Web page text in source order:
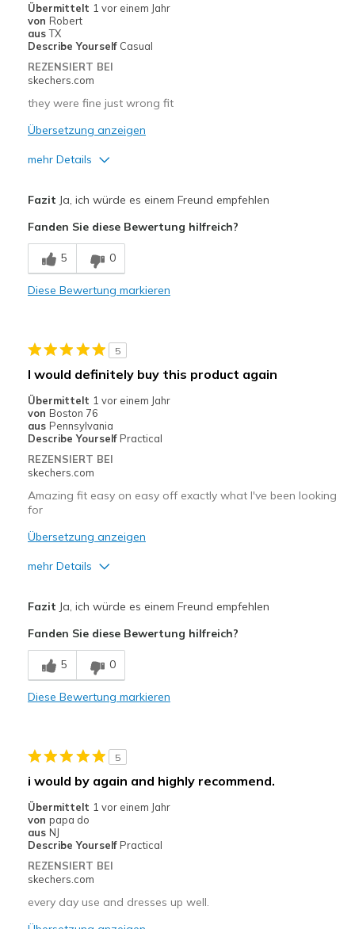
Übermittelt 1 vor einem Jahr
von Robert
aus TX
Describe Yourself Casual
REZENSIERT BEI
skechers.com
they were fine just wrong fit
Übersetzung anzeigen
mehr Details
Nachteile
Wear Out Quickly
Feels true to width
Sizing
Feels half size too big
View On Shoes
Shoes are for Wearing
Fazit Ja, ich würde es einem Freund empfehlen
Fanden Sie diese Bewertung hilfreich?
5 0
Diese Bewertung markieren
5
I would definitely buy this product again
Übermittelt 1 vor einem Jahr
von Boston 76
aus Pennsylvania
Describe Yourself Practical
REZENSIERT BEI
skechers.com
Amazing fit easy on easy off exactly what I've been looking
for
Übersetzung anzeigen
mehr Details
Breathe Well
Comfortable
Geeignete Verwendung
Going Out
Width
Sizing
View On Shoes
Shoes are for Wearing
Fazit Ja, ich würde es einem Freund empfehlen
Fanden Sie diese Bewertung hilfreich?
5 0
Diese Bewertung markieren
5
i would by again and highly recommend.
Übermittelt 1 vor einem Jahr
von papa do
aus NJ
Describe Yourself Practical
REZENSIERT BEI
skechers.com
every day use and dresses up well.